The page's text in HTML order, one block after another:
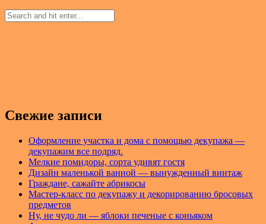
Свежие записи
Оформление участка и дома с помощью декупажа —
декупажим все подряд.
Мелкие помидоры, сорта удивят гостя
Дизайн маленькой ванной — вынужденный винтаж
Граждане, сажайте абрикосы
Мастер-класс по декупажу и декорированию бросовых
предметов
Ну, не чудо ли — яблоки печеные с коньяком